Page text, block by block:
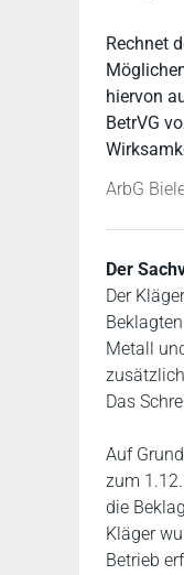
Rechnet
hiervon
BetrVG
ArbG
Der
Der
Metall
Das
Auf
zum
die
Kläger
Betrieb